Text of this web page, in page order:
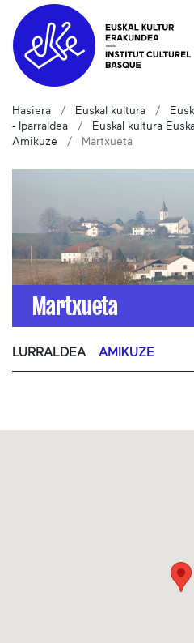
Hasiera Euskal kultura
- Iparraldea
Euskal kultura
Amikuze
Martxueta
Martxueta
LURRALDEA AMIKUZE